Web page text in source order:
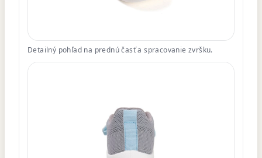
Detailný pohľad na prednú časť a spracovanie zvršku.